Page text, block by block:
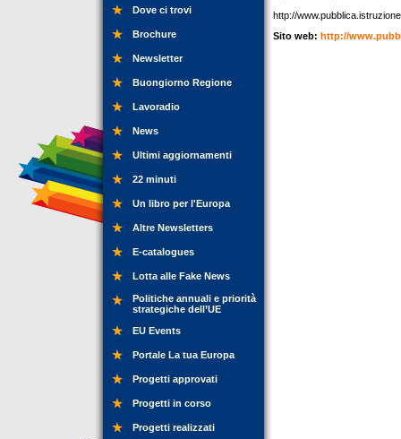
Dove ci trovi
Brochure
Newsletter
Buongiorno Regione
Lavoradio
News
Ultimi aggiornamenti
22 minuti
Un libro per l'Europa
Altre Newsletters
E-catalogues
Lotta alle Fake News
Politiche annuali e priorità
strategiche dell’UE
EU Events
Portale La tua Europa
Progetti approvati
Progetti in corso
Progetti realizzati
http://
Sito web: http://